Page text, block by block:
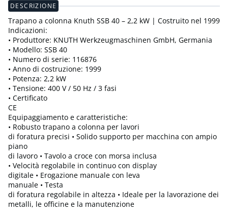
DESCRIZIONE
Trapano a colonna Knuth SSB 40 – 2,2 kW | Costruito nel 1999
Indicazioni:
• Produttore: KNUTH Werkzeugmaschinen GmbH, Germania
• Modello: SSB 40
• Numero di serie: 116876
• Anno di costruzione: 1999
• Potenza: 2,2 kW
• Tensione: 400 V / 50 Hz / 3 fasi
• Certificato
CE
Equipaggiamento e caratteristiche:
• Robusto trapano a colonna per lavori
di foratura precisi • Solido supporto per macchina con ampio
piano
di lavoro • Tavolo a croce con morsa inclusa
• Velocità regolabile in continuo con display
digitale • Erogazione manuale con leva
manuale • Testa
di foratura regolabile in altezza • Ideale per la lavorazione dei
metalli, le officine e la manutenzione